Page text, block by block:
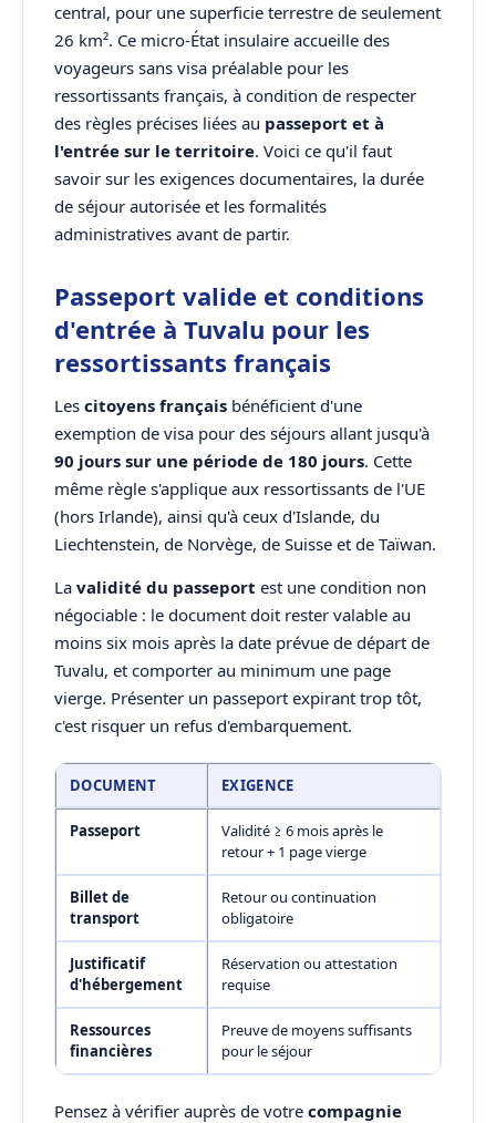
central, pour une superficie terrestre de seulement
26 km². Ce micro-État insulaire accueille des
voyageurs sans visa préalable pour les
ressortissants français, à condition de respecter
des règles précises liées au passeport et à
l'entrée sur le territoire. Voici ce qu'il faut
savoir sur les exigences documentaires, la durée
de séjour autorisée et les formalités
administratives avant de partir.
Passeport valide et conditions
d'entrée à Tuvalu pour les
ressortissants français
Les citoyens français bénéficient d'une
exemption de visa pour des séjours allant jusqu'à
90 jours sur une période de 180 jours. Cette
même règle s'applique aux ressortissants de l'UE
(hors Irlande), ainsi qu'à ceux d'Islande, du
Liechtenstein, de Norvège, de Suisse et de Taïwan.
La validité du passeport est une condition non
négociable : le document doit rester valable au
moins six mois après la date prévue de départ de
Tuvalu, et comporter au minimum une page
vierge. Présenter un passeport expirant trop tôt,
c'est risquer un refus d'embarquement.
DOCUMENT EXIGENCE
Passeport
Validité ≥ 6 mois après le
retour + 1 page vierge
Billet de
transport
Retour ou continuation
obligatoire
Justificatif
d'hébergement
Réservation ou attestation
requise
Ressources
financières
Preuve de moyens suffisants
pour le séjour
Pensez à vérifier auprès de votre compagnie